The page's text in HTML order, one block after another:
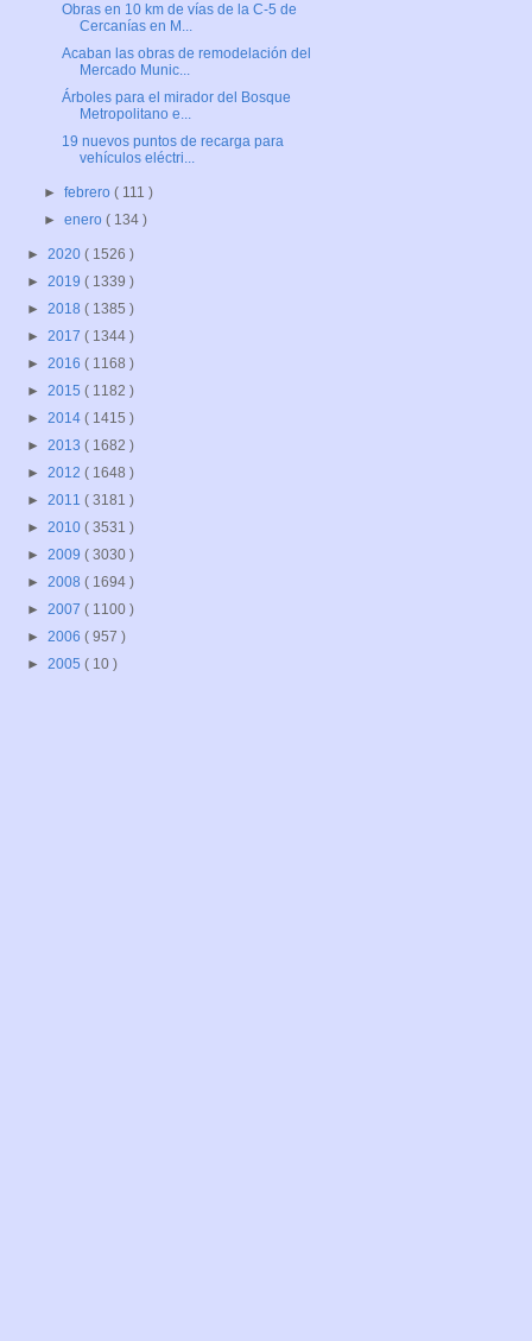
Obras en 10 km de vías de la C-5 de
Cercanías en M...
Acaban las obras de remodelación del
Mercado Munic...
Árboles para el mirador del Bosque
Metropolitano e...
19 nuevos puntos de recarga para
vehículos eléctri...
►febrero( 111 )
►enero( 134 )
► 2020 ( 1526 )
► 2019 ( 1339 )
► 2018 ( 1385 )
► 2017 ( 1344 )
► 2016 ( 1168 )
► 2015 ( 1182 )
► 2014 ( 1415 )
► 2013 ( 1682 )
► 2012 ( 1648 )
► 2011 ( 3181 )
► 2010 ( 3531 )
► 2009 ( 3030 )
► 2008 ( 1694 )
► 2007 ( 1100 )
► 2006 ( 957 )
► 2005 ( 10 )